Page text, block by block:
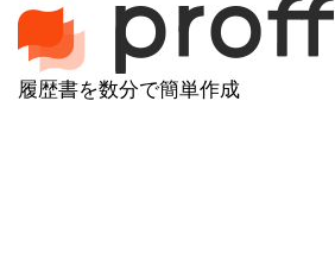
履歴書を数分で簡単作成